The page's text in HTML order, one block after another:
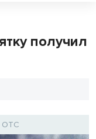
получил
ОТС